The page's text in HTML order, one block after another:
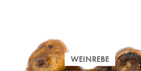
WEINREBE